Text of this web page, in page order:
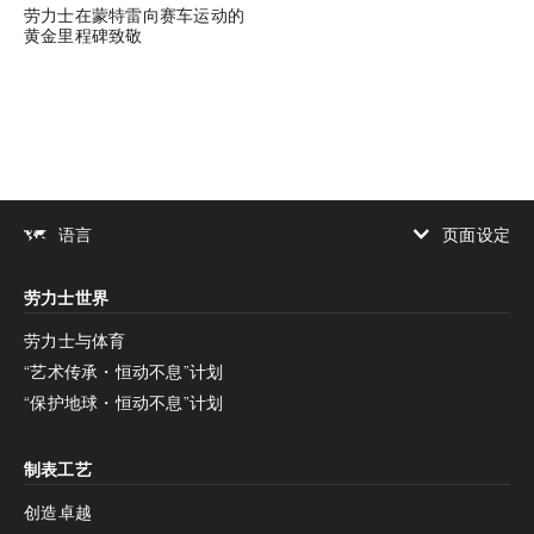
劳力士在蒙特雷向赛车运动的
黄金里程碑致敬
语言
页面设定
增加对比度
停用
减少动画
减少动画
停用
劳力士世界
劳力士与体育
“艺术传承・恒动不息”计划
“保护地球・恒动不息”计划
制表工艺
创造卓越